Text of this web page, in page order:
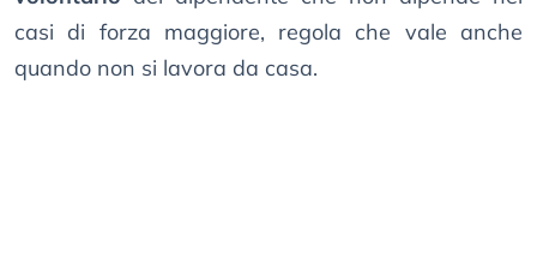
casi di forza maggiore, regola che vale anche
quando non si lavora da casa.